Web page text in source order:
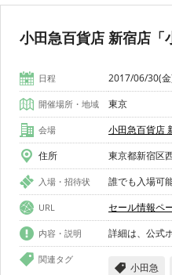
小田急百貨店 新宿店「
日程 2017/06/30(
開催場所・地域 東京
会場
小田急百貨店
住所
東京都新宿区
入場・招待状 誰でも入場可
URL セール情報ペ
内容・説明 詳細は、公式
関連タグ
小田急